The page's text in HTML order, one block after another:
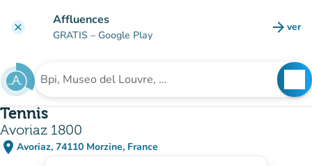
clear Affluences
GRATIS – Google Play arrow_forward ver
Buscar un establecimiento
Tennis
Avoriaz 1800
place Avoriaz, 74110 Morzine, France
(abrir en Google Maps)
(nueva pestaña)